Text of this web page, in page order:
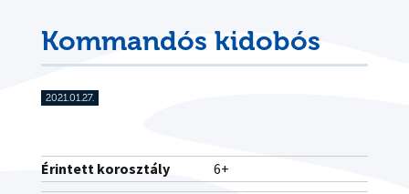
Kommandós kidobós
2021.01.27.
Érintett korosztály
6+